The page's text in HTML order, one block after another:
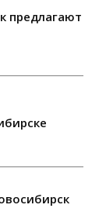
предлагают